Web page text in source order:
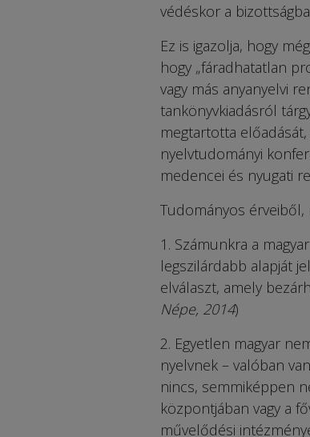
védéskor a
Ez is igazolja, hogy
hogy „fáradhatatlan
vagy más anyanyelvi
tankönyvkiadásról
megtartotta
nyelvtudományi
medencei és nyugati
Tudományos
1. Számunkra a
legszilárdabb alapját
elválaszt, amely
Népe, 2014)
2. Egyetlen magyar
nyelvnek – valóban
nincs, semmiképpen
központjában vagy a
művelődési